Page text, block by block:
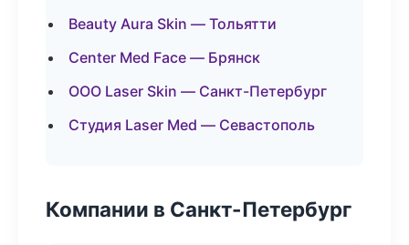
Beauty Aura Skin — Тольятти
Center Med Face — Брянск
ООО Laser Skin — Санкт-Петербург
Студия Laser Med — Севастополь
Компании в Санкт-Петербург